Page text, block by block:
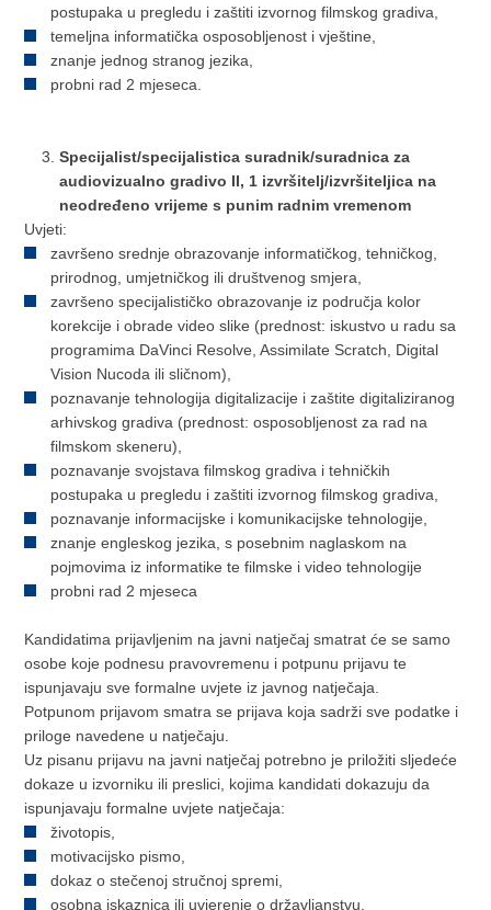
postupaka u pregledu i zaštiti izvornog filmskog gradiva,
temeljna informatička osposobljenost i vještine,
znanje jednog stranog jezika,
probni rad 2 mjeseca.
Specijalist/specijalistica suradnik/suradnica za
audiovizualno gradivo II, 1 izvršitelj/izvršiteljica na
neodređeno vrijeme s punim radnim vremenom
Uvjeti:
završeno srednje obrazovanje informatičkog, tehničkog,
prirodnog, umjetničkog ili društvenog smjera,
završeno specijalističko obrazovanje iz područja kolor
korekcije i obrade video slike (prednost: iskustvo u radu sa
programima DaVinci Resolve, Assimilate Scratch, Digital
Vision Nucoda ili sličnom),
poznavanje tehnologija digitalizacije i zaštite digitaliziranog
arhivskog gradiva (prednost: osposobljenost za rad na
filmskom skeneru),
poznavanje svojstava filmskog gradiva i tehničkih
postupaka u pregledu i zaštiti izvornog filmskog gradiva,
poznavanje informacijske i komunikacijske tehnologije,
znanje engleskog jezika, s posebnim naglaskom na
pojmovima iz informatike te filmske i video tehnologije
probni rad 2 mjeseca
Kandidatima prijavljenim na javni natječaj smatrat će se samo
osobe koje podnesu pravovremenu i potpunu prijavu te
ispunjavaju sve formalne uvjete iz javnog natječaja.
Potpunom prijavom smatra se prijava koja sadrži sve podatke i
priloge navedene u natječaju.
Uz pisanu prijavu na javni natječaj potrebno je priložiti sljedeće
dokaze u izvorniku ili preslici, kojima kandidati dokazuju da
ispunjavaju formalne uvjete natječaja:
životopis,
motivacijsko pismo,
dokaz o stečenoj stručnoj spremi,
osobna iskaznica ili uvjerenje o državljanstvu,